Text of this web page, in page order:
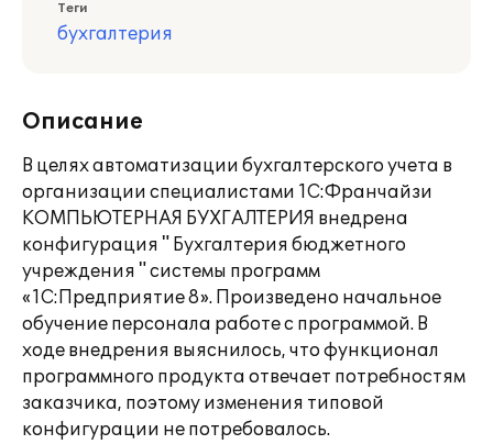
Теги
бухгалтерия
Описание
В целях автоматизации бухгалтерского учета в
организации специалистами 1С:Франчайзи
КОМПЬЮТЕРНАЯ БУХГАЛТЕРИЯ внедрена
конфигурация " Бухгалтерия бюджетного
учреждения " системы программ
«1С:Предприятие 8». Произведено начальное
обучение персонала работе с программой. В
ходе внедрения выяснилось, что функционал
программного продукта отвечает потребностям
заказчика, поэтому изменения типовой
конфигурации не потребовалось.